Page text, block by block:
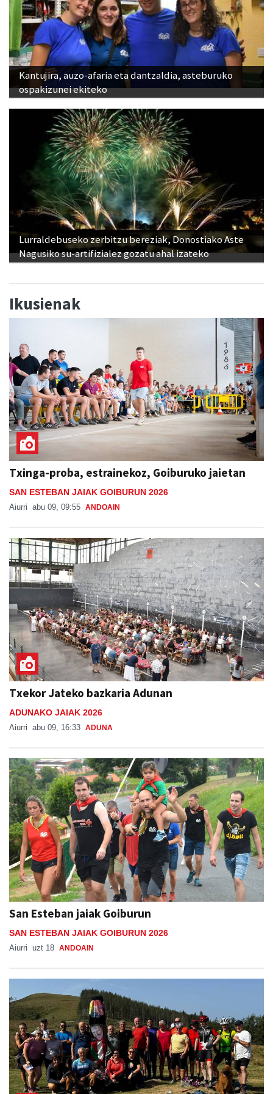
Kantujira, auzo-afaria eta dantzaldia, asteburuko
ospakizunei ekiteko
Lurraldebuseko zerbitzu bereziak, Donostiako Aste
Nagusiko su-artifizialez gozatu ahal izateko
Ikusienak
Txinga-proba, estrainekoz, Goiburuko jaietan
SAN ESTEBAN JAIAK GOIBURUN 2026
Aiurri abu 09, 09:55 ANDOAIN
Txekor Jateko bazkaria Adunan
ADUNAKO JAIAK 2026
Aiurri abu 09, 16:33 ADUNA
San Esteban jaiak Goiburun
SAN ESTEBAN JAIAK GOIBURUN 2026
Aiurri uzt 18 ANDOAIN